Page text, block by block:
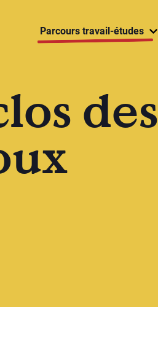
Parcours travail-études
des